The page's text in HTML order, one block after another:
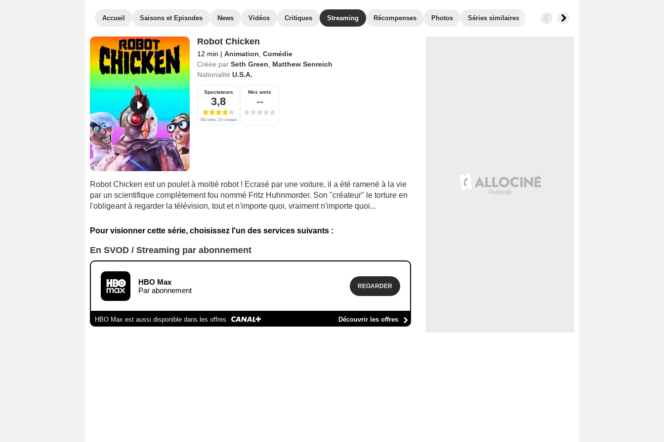
Accueil Saisons et Episodes News Vidéos Critiques Streaming Récompenses Photos Séries similaires
Robot Chicken
12 min | Animation Comédie
Créée par Seth Green
Matthew Senreich
Nationalité U.S.A.
Spectateurs
3,8
342 notes, 13 critiques
Mes amis
--
Robot Chicken est un poulet à moitié robot ! Ecrasé par une voiture, il a été ramené à la vie
par un scientifique complètement fou nommé Fritz Huhnmorder. Son "créateur" le torture en
l'obligeant à regarder la télévision, tout et n'importe quoi, vraiment n'importe quoi...
Pour visionner cette série, choisissez l'un des services suivants :
En SVOD / Streaming par abonnement
HBO Max
Par abonnement
REGARDER
HBO Max est aussi disponible dans les offres Découvrir les offres